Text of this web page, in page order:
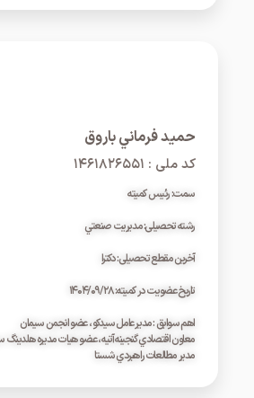
حميد فرماني باروق
کد ملی : ۱۴۶۱۸۲۶۵۵۱
سمت: رئیس کمیته
رشته تحصیلی: مديريت صنعتي
آخرین مقطع تحصیلی: دکترا
تاریخ عضویت در کمیته: ۱۴۰۴/۰۹/۲۸
اهم سوابق : مدير عامل سيدکو ، عضو انجمن سيمان
معاون اقتصادي گنجينه آتيه ، عضو هيات مديره هلدينگ
مدير مطالعات راهبردي شستا